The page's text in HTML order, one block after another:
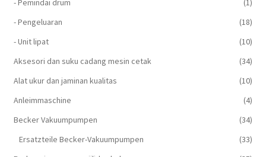
- Pengeluaran
(18)
- Unit lipat
(10)
Aksesori dan suku cadang mesin cetak
(34)
Alat ukur dan jaminan kualitas
(10)
Anleimmaschine
(4)
Becker Vakuumpumpen
(34)
Ersatzteile Becker-Vakuumpumpen
(33)